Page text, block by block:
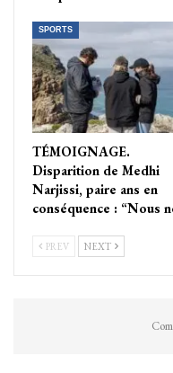
SPORTS
TÉMOIGNAGE.
Disparition de Medhi
Narjissi, paire ans en
conséquence : “Nous
PREV NEXT